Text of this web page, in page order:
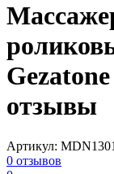
отзывы
Артикул:
0 отзывов